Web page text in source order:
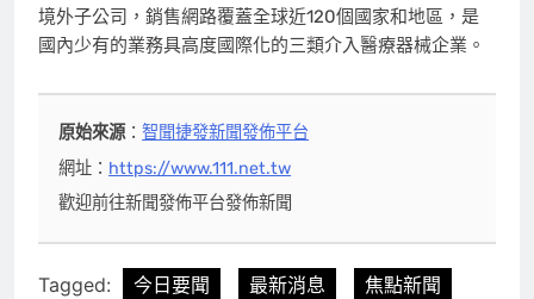
境外子公司，銷售網路覆蓋全球近120個國家和地區，是
國內少有的業務具高度國際化的三類介入醫療器械企業。
原始來源：智聞捷發新聞發佈平台
網址： https://www.111.net.tw
歡迎前往新聞發佈平台發佈新聞
Tagged: 今日要聞 最新消息
焦點新聞